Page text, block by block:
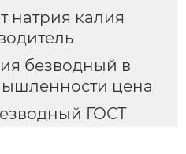
натрия калия
безводный в
цена
ГОСТ